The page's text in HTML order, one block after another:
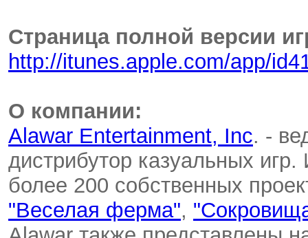
Страница полной версии
http://itunes.apple.com/app/
О компании:
Alawar Entertainment, Inc. -
дистрибутор казуальных
более 200 собственных
"Веселая ферма",